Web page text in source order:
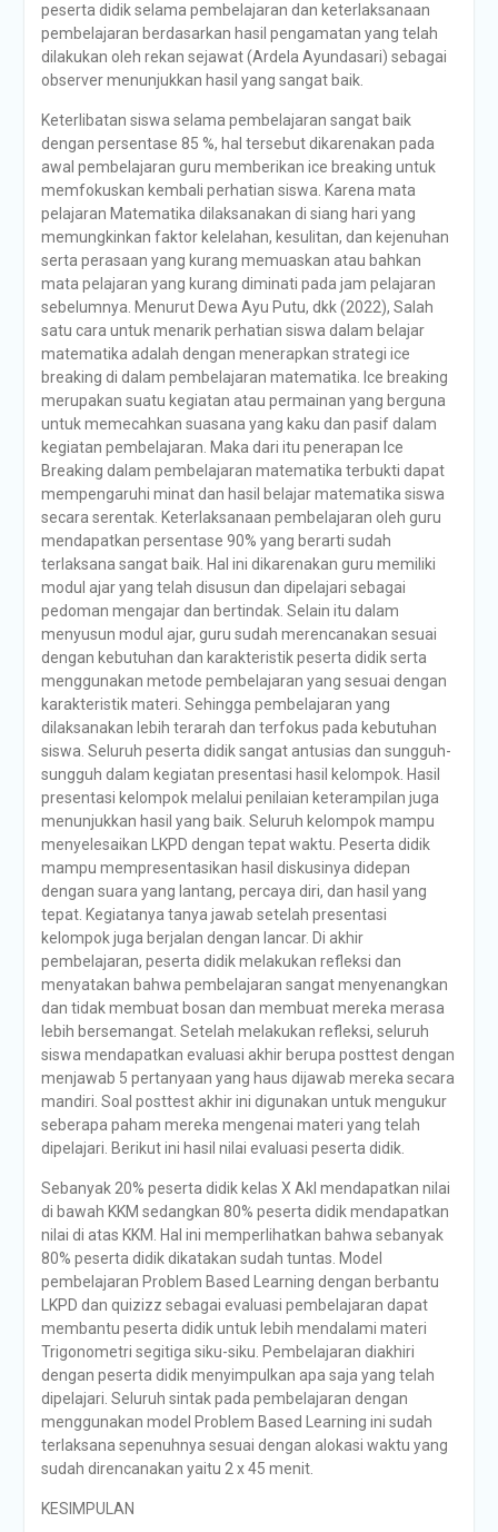
peserta didik selama pembelajaran dan keterlaksanaan
pembelajaran berdasarkan hasil pengamatan yang telah
dilakukan oleh rekan sejawat (Ardela Ayundasari) sebagai
observer menunjukkan hasil yang sangat baik.
Keterlibatan siswa selama pembelajaran sangat baik
dengan persentase 85 %, hal tersebut dikarenakan pada
awal pembelajaran guru memberikan ice breaking untuk
memfokuskan kembali perhatian siswa. Karena mata
pelajaran Matematika dilaksanakan di siang hari yang
memungkinkan faktor kelelahan, kesulitan, dan kejenuhan
serta perasaan yang kurang memuaskan atau bahkan
mata pelajaran yang kurang diminati pada jam pelajaran
sebelumnya. Menurut Dewa Ayu Putu, dkk (2022), Salah
satu cara untuk menarik perhatian siswa dalam belajar
matematika adalah dengan menerapkan strategi ice
breaking di dalam pembelajaran matematika. Ice breaking
merupakan suatu kegiatan atau permainan yang berguna
untuk memecahkan suasana yang kaku dan pasif dalam
kegiatan pembelajaran. Maka dari itu penerapan Ice
Breaking dalam pembelajaran matematika terbukti dapat
mempengaruhi minat dan hasil belajar matematika siswa
secara serentak. Keterlaksanaan pembelajaran oleh guru
mendapatkan persentase 90% yang berarti sudah
terlaksana sangat baik. Hal ini dikarenakan guru memiliki
modul ajar yang telah disusun dan dipelajari sebagai
pedoman mengajar dan bertindak. Selain itu dalam
menyusun modul ajar, guru sudah merencanakan sesuai
dengan kebutuhan dan karakteristik peserta didik serta
menggunakan metode pembelajaran yang sesuai dengan
karakteristik materi. Sehingga pembelajaran yang
dilaksanakan lebih terarah dan terfokus pada kebutuhan
siswa. Seluruh peserta didik sangat antusias dan sungguh-
sungguh dalam kegiatan presentasi hasil kelompok. Hasil
presentasi kelompok melalui penilaian keterampilan juga
menunjukkan hasil yang baik. Seluruh kelompok mampu
menyelesaikan LKPD dengan tepat waktu. Peserta didik
mampu mempresentasikan hasil diskusinya didepan
dengan suara yang lantang, percaya diri, dan hasil yang
tepat. Kegiatanya tanya jawab setelah presentasi
kelompok juga berjalan dengan lancar. Di akhir
pembelajaran, peserta didik melakukan refleksi dan
menyatakan bahwa pembelajaran sangat menyenangkan
dan tidak membuat bosan dan membuat mereka merasa
lebih bersemangat. Setelah melakukan refleksi, seluruh
siswa mendapatkan evaluasi akhir berupa posttest dengan
menjawab 5 pertanyaan yang haus dijawab mereka secara
mandiri. Soal posttest akhir ini digunakan untuk mengukur
seberapa paham mereka mengenai materi yang telah
dipelajari. Berikut ini hasil nilai evaluasi peserta didik.
Sebanyak 20% peserta didik kelas X Akl mendapatkan nilai
di bawah KKM sedangkan 80% peserta didik mendapatkan
nilai di atas KKM. Hal ini memperlihatkan bahwa sebanyak
80% peserta didik dikatakan sudah tuntas. Model
pembelajaran Problem Based Learning dengan berbantu
LKPD dan quizizz sebagai evaluasi pembelajaran dapat
membantu peserta didik untuk lebih mendalami materi
Trigonometri segitiga siku-siku. Pembelajaran diakhiri
dengan peserta didik menyimpulkan apa saja yang telah
dipelajari. Seluruh sintak pada pembelajaran dengan
menggunakan model Problem Based Learning ini sudah
terlaksana sepenuhnya sesuai dengan alokasi waktu yang
sudah direncanakan yaitu 2 x 45 menit.
KESIMPULAN